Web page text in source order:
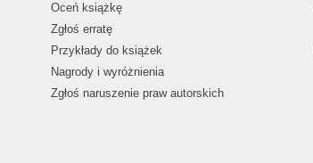
Oceń książkę
Zgłoś erratę
Przykłady do książek
Nagrody i wyróżnienia
Zgłoś naruszenie praw autorskich